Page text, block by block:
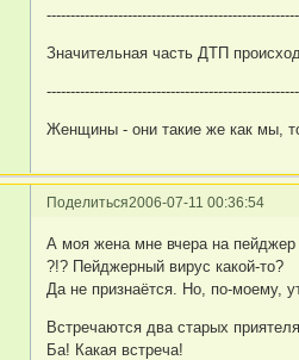
Значительная часть ДТП
Женщины - они такие же как мы,
Поделиться2006-07-11 00:36:54
А моя жена мне вчера на пейджер
?!? Пейджерный вирус какой-то?
Да не признаётся. Но, по-моему,
Встречаются два старых
Ба! Какая встреча!